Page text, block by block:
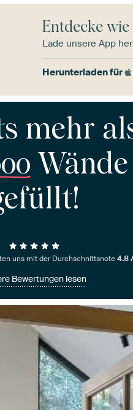
Entdecke
Lade unsere App
Herunterladen für
mehr
Wände
uns mit der Durchschnittsnote4.8
Bewertungen lesen